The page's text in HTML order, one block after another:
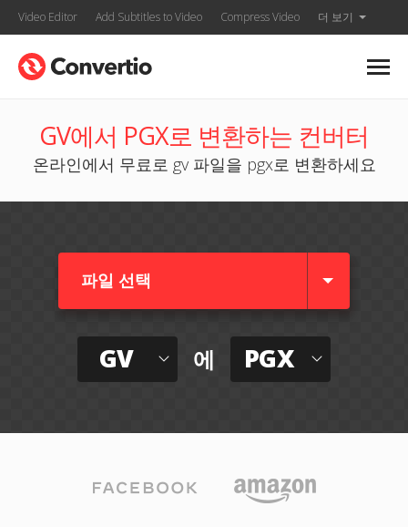
Video Editor Add Subtitles to Video Compress Video 더 보기
GV에서 PGX로 변환하는 컨버터
온라인에서 무료로 gv 파일을 pgx로 변환하세요
파일 선택
GV 에 PGX